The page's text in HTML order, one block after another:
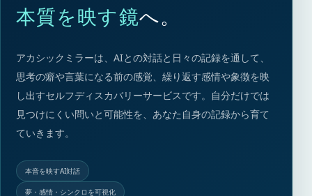
本質を映す鏡へ。
アカシックミラーは、AIとの対話と日々の記録を通して、
思考の癖や言葉になる前の感覚、繰り返す感情や象徴を映
し出すセルフディスカバリーサービスです。自分だけでは
見つけにくい問いと可能性を、あなた自身の記録から育て
ていきます。
本音を映すAI対話
夢・感情・シンクロを可視化